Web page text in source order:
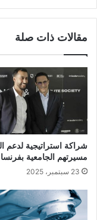
مقالات ذات صلة
شراكة استراتيجية لدعم
مسيرتهم الجامعية بفرنسا
23 سبتمبر، 2025